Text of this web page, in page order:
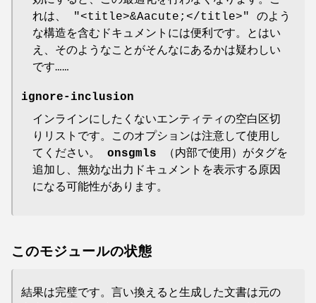
れは、
"<title>&Aacute;</title>"
のよう
な構造を含むドキュメントには便利です。とはい
え、そのようなことがそんなにあるかは疑わしい
です……
ignore-inclusion
インラインにしたくないエンティティの空白区切
りリストです。このオプションは注意して使用し
てください。 onsgmls （内部で使用）がタグを
追加し、無効な出力ドキュメントを表示する原因
になる可能性があります。
このモジュールの状態
結果は完璧です。言い換えると生成した文書は元の